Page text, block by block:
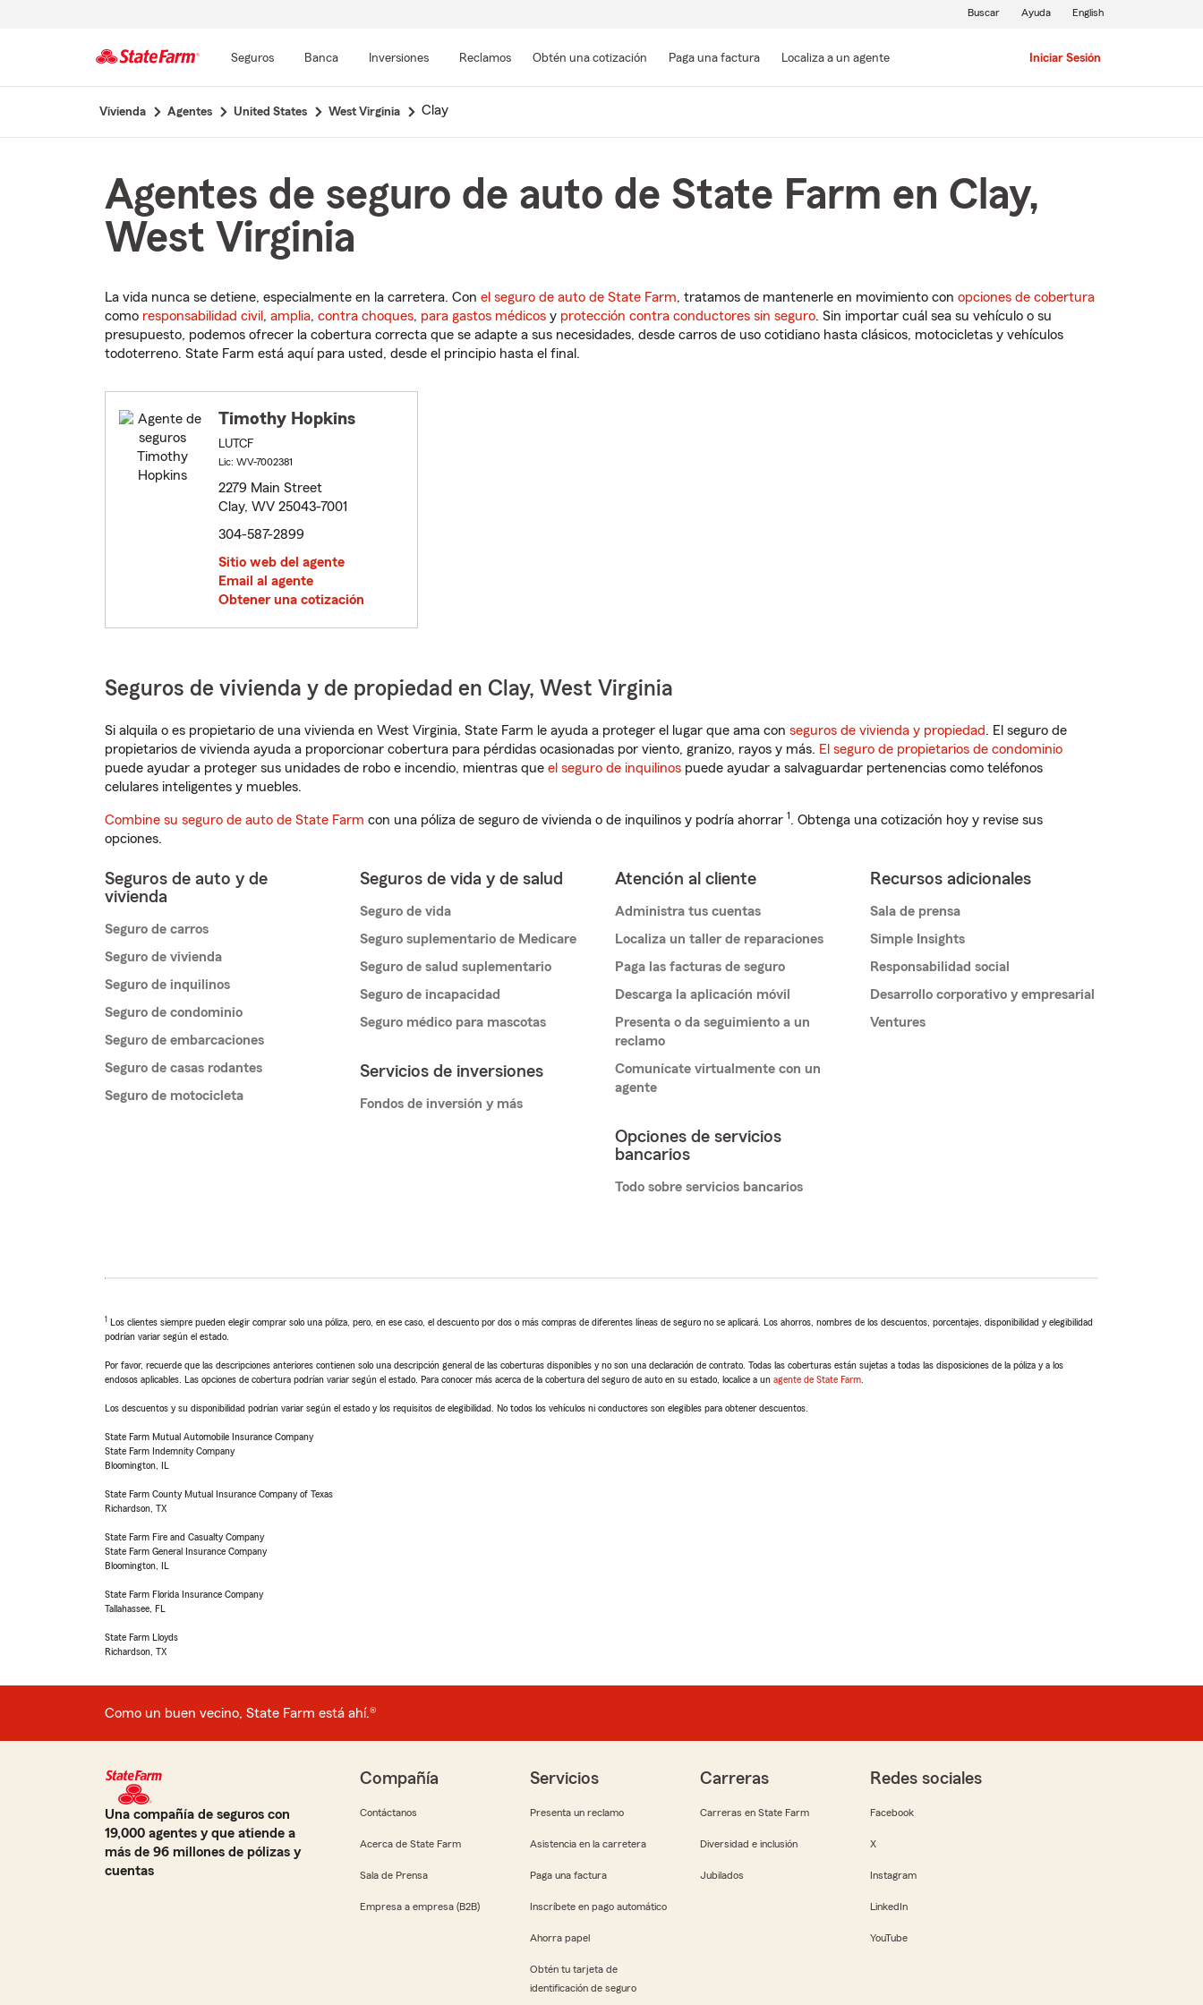
contenido
Seguros Banca Inversiones Reclamos Obtén una cotización Paga una factura Localiza a un agente Iniciar Sesión
Buscar Ayuda English
Vivienda Agentes United States West Virginia Clay
Agentes de seguro de auto de State Farm en Clay,
West Virginia
La vida nunca se detiene, especialmente en la carretera. Con el seguro de auto de State Farm, tratamos de mantenerle en movimiento con opciones de cobertura
como responsabilidad civil , amplia, contra choques, para gastos médicos y protección contra conductores sin seguro. Sin importar cuál sea su vehículo o su
presupuesto, podemos ofrecer la cobertura correcta que se adapte a sus necesidades, desde carros de uso cotidiano hasta clásicos, motocicletas y vehículos
todoterreno. State Farm está aquí para usted, desde el principio hasta el final.
Timothy Hopkins
LUTCF
Lic: WV-7002381
2279 Main Street
Clay, WV 25043-7001
304-587-2899
Sitio web del agente
Email al agente
Obtener una cotización
Seguros de vivienda y de propiedad en Clay, West Virginia
Si alquila o es propietario de una vivienda en West Virginia, State Farm le ayuda a proteger el lugar que ama con seguros de vivienda y propiedad. El seguro de
propietarios de vivienda ayuda a proporcionar cobertura para pérdidas ocasionadas por viento, granizo, rayos y más. El seguro de propietarios de condominio
puede ayudar a proteger sus unidades de robo e incendio, mientras que el seguro de inquilinos puede ayudar a salvaguardar pertenencias como teléfonos
celulares inteligentes y muebles.
Combine su seguro de auto de State Farm con una póliza de seguro de vivienda o de inquilinos y podría ahorrar 1. Obtenga una cotización hoy y revise sus
opciones.
Seguros de auto y de
vivienda
Seguro de carros
Seguro de vivienda
Seguro de inquilinos
Seguro de condominio
Seguro de embarcaciones
Seguro de casas rodantes
Seguro de motocicleta
Seguros de vida y de salud
Seguro de vida
Seguro suplementario de Medicare
Seguro de salud suplementario
Seguro de incapacidad
Seguro médico para mascotas
Servicios de inversiones
Fondos de inversión y más
Atención al cliente
Administra tus cuentas
Localiza un taller de reparaciones
Paga las facturas de seguro
Descarga la aplicación móvil
Presenta o da seguimiento a un
reclamo
Comunícate virtualmente con un
agente
Opciones de servicios
bancarios
Todo sobre servicios bancarios
Recursos adicionales
Sala de prensa
Simple Insights
Responsabilidad social
Desarrollo corporativo y empresarial
Ventures
1 Los clientes siempre pueden elegir comprar solo una póliza, pero, en ese caso, el descuento por dos o más compras de diferentes líneas de seguro no se aplicará. Los ahorros, nombres de los descuentos, porcentajes, disponibilidad y elegibilidad
podrían variar según el estado.
Por favor, recuerde que las descripciones anteriores contienen solo una descripción general de las coberturas disponibles y no son una declaración de contrato. Todas las coberturas están sujetas a todas las disposiciones de la póliza y a los
endosos aplicables. Las opciones de cobertura podrían variar según el estado. Para conocer más acerca de la cobertura del seguro de auto en su estado, localice a un agente de State Farm
Los descuentos y su disponibilidad podrían variar según el estado y los requisitos de elegibilidad. No todos los vehículos ni conductores son elegibles para obtener descuentos.
State Farm Mutual Automobile Insurance Company
State Farm Indemnity Company
Bloomington, IL
State Farm County Mutual Insurance Company of Texas
Richardson, TX
State Farm Fire and Casualty Company
State Farm General Insurance Company
Bloomington, IL
State Farm Florida Insurance Company
Tallahassee, FL
State Farm Lloyds
Richardson, TX
Como un buen vecino, State Farm está ahí.®
Una compañía de seguros con
19,000 agentes y que atiende a
más de 96 millones de pólizas y
cuentas
Compañía
Contáctanos
Acerca de State Farm
Sala de Prensa
Empresa a empresa (B2B)
Servicios
Presenta un reclamo
Asistencia en la carretera
Paga una factura
Inscríbete en pago automático
Ahorra papel
Obtén tu tarjeta de
identificación de seguro
Carreras
Carreras en State Farm
Diversidad e inclusión
Jubilados
Redes sociales
Facebook
X
Instagram
LinkedIn
YouTube